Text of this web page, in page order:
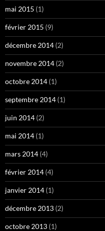
mai 2015 (1)
février 2015 (9)
décembre 2014 (2)
novembre 2014 (2)
octobre 2014 (1)
septembre 2014 (1)
juin 2014 (2)
mai 2014 (1)
mars 2014 (4)
février 2014 (4)
janvier 2014 (1)
décembre 2013 (2)
octobre 2013 (1)